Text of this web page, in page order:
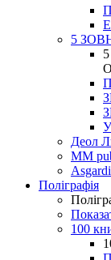
5
Деол
MM
Поліграфія
100